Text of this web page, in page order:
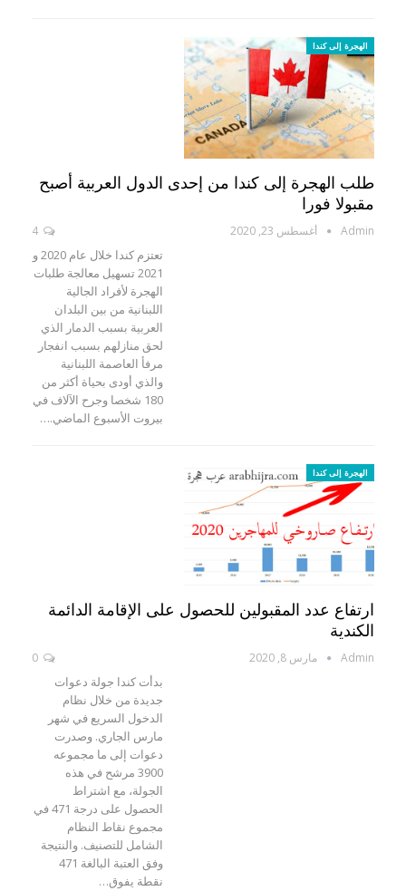
الهجرة إلى كندا
طلب الهجرة إلى كندا من إحدى الدول العربية أصبح
مقبولا فورا
Admin أغسطس 23, 2020
تعتزم كندا خلال عام 2020 و
2021 تسهيل معالجة طلبات
الهجرة لأفراد الجالية
اللبنانية من بين البلدان
العربية بسبب الدمار الذي
لحق منازلهم بسبب انفجار
مرفأ العاصمة اللبنانية
والذي أودى بحياة أكثر من
180 شخصا وجرح الآلاف في
بيروت الأسبوع الماضي.…
الهجرة إلى كندا
ارتفاع عدد المقبولين للحصول على الإقامة الدائمة
الكندية
Admin مارس 8, 2020
بدأت كندا جولة دعوات
جديدة من خلال نظام
الدخول السريع في شهر
مارس الجاري. وصدرت
دعوات إلى ما مجموعه
3900 مرشح في هذه
الجولة، مع اشتراط
الحصول على درجة 471 في
مجموع نقاط النظام
الشامل للتصنيف. والنتيجة
وفق العتبة البالغة 471
نقطة يفوق…